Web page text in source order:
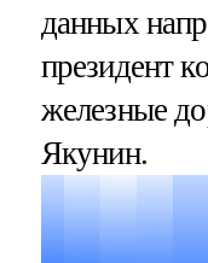
данных
президент
железные
Якунин.